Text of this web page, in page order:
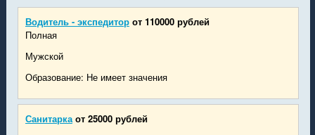
Водитель - экспедитор от 110000 рублей
Полная
Мужской
Образование: Не имеет значения
Санитарка от 25000 рублей